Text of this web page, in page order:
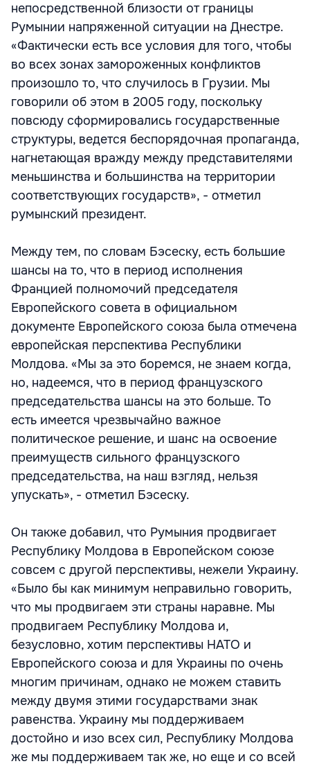
непосредственной близости от границы
Румынии напряженной ситуации на Днестре.
«Фактически есть все условия для того, чтобы
во всех зонах замороженных конфликтов
произошло то, что случилось в Грузии. Мы
говорили об этом в 2005 году, поскольку
повсюду сформировались государственные
структуры, ведется беспорядочная пропаганда,
нагнетающая вражду между представителями
меньшинства и большинства на территории
соответствующих государств», - отметил
румынский президент.
Между тем, по словам Бэсеску, есть большие
шансы на то, что в период исполнения
Францией полномочий председателя
Европейского совета в официальном
документе Европейского союза была отмечена
европейская перспектива Республики
Молдова. «Мы за это боремся, не знаем когда,
но, надеемся, что в период французского
председательства шансы на это больше. То
есть имеется чрезвычайно важное
политическое решение, и шанс на освоение
преимуществ сильного французского
председательства, на наш взгляд, нельзя
упускать», - отметил Бэсеску.
Он также добавил, что Румыния продвигает
Республику Молдова в Европейском союзе
совсем с другой перспективы, нежели Украину.
«Было бы как минимум неправильно говорить,
что мы продвигаем эти страны наравне. Мы
продвигаем Республику Молдова и,
безусловно, хотим перспективы НАТО и
Европейского союза и для Украины по очень
многим причинам, однако не можем ставить
между двумя этими государствами знак
равенства. Украину мы поддерживаем
достойно и изо всех сил, Республику Молдова
же мы поддерживаем так же, но еще и со всей